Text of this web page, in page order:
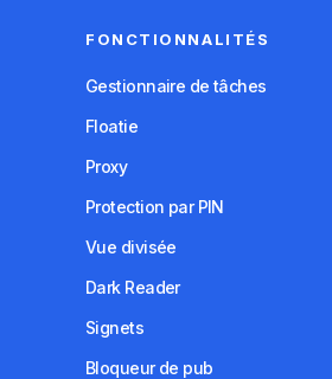
FONCTIONNALITÉS
Gestionnaire de tâches
Floatie
Proxy
Protection par PIN
Vue divisée
Dark Reader
Signets
Bloqueur de pub